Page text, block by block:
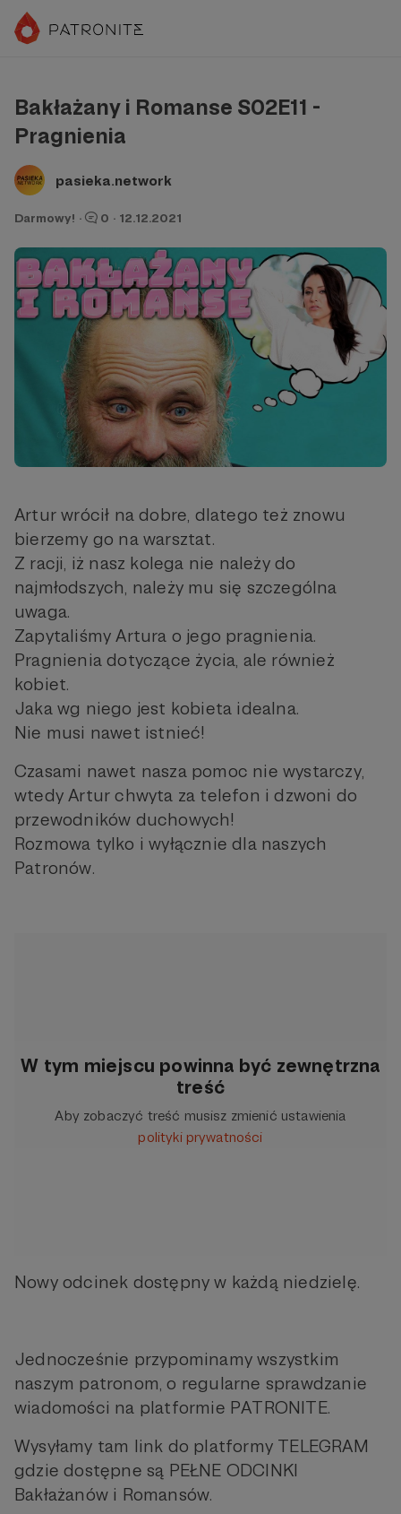
Bakłażany i Romanse S02E11 -
Pragnienia
pasieka.network
Darmowy! · 0 · 12.12.2021
Artur wrócił na dobre, dlatego też znowu
bierzemy go na warsztat.
Z racji, iż nasz kolega nie należy do
najmłodszych, należy mu się szczególna
uwaga.
Zapytaliśmy Artura o jego pragnienia.
Pragnienia dotyczące życia, ale również
kobiet.
Jaka wg niego jest kobieta idealna.
Nie musi nawet istnieć!
Czasami nawet nasza pomoc nie wystarczy,
wtedy Artur chwyta za telefon i dzwoni do
przewodników duchowych!
Rozmowa tylko i wyłącznie dla naszych
Patronów.
W tym miejscu powinna być zewnętrzna
treść
Aby zobaczyć treść musisz zmienić ustawienia
polityki prywatności
Nowy odcinek dostępny w każdą niedzielę.
Jednocześnie przypominamy wszystkim
naszym patronom, o regularne sprawdzanie
wiadomości na platformie PATRONITE.
Wysyłamy tam link do platformy TELEGRAM
gdzie dostępne są PEŁNE ODCINKI
Bakłażanów i Romansów.